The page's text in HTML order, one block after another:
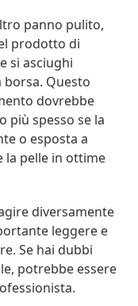
panno pulito,
prodotto di
si asciughi
Questo
dovrebbe
più spesso se la
o esposta a
la pelle in ottime
diversamente
leggere e
Se hai dubbi
potrebbe essere